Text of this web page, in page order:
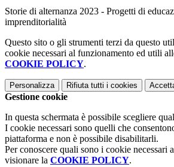
Storie di alternanza 2023 - Progetti di
imprenditorialità
Questo sito o gli strumenti terzi da questo
cookie necessari al funzionamento ed utili
COOKIE POLICY.
Personalizza Rifiuta tutti i cookies
Gestione cookie
In questa schermata è possibile scegliere
I cookie necessari sono quelli che
piattaforma e non è possibile disabilitarli.
Per conoscere quali sono i cookie necessari
visionare la COOKIE POLICY.